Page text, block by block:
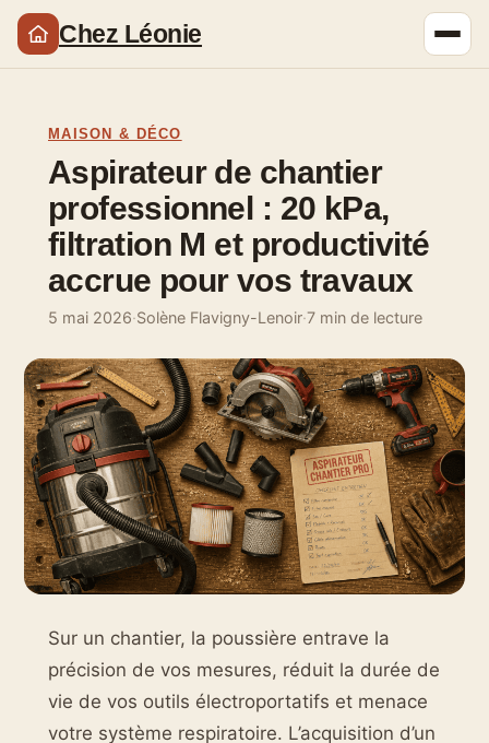
Chez Léonie
MAISON & DÉCO
Aspirateur de chantier
professionnel : 20 kPa,
filtration M et productivité
accrue pour vos travaux
5 mai 2026·Solène Flavigny-Lenoir·7 min de lecture
Sur un chantier, la poussière entrave la
précision de vos mesures, réduit la durée de
vie de vos outils électroportatifs et menace
votre système respiratoire. L’acquisition d’un